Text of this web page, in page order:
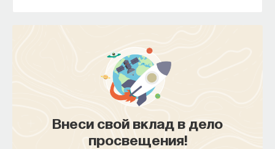
Внеси свой вклад в дело
просвещения!